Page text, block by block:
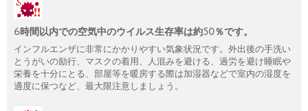
6時間以内での空気中のウイルス生存率は約50％です。
インフルエンザに非常にかかりやすい気象状況です。外出後の手洗い
とうがいの励行、マスクの着用、人混みを避ける、過労を避け睡眠や
栄養を十分にとる、部屋等を暖房する際は加湿器などで室内の湿度を
適度に保つなど、最大限注意しましょう。